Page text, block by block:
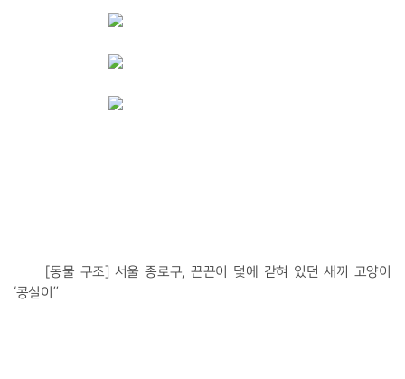
[동물 구조] 서울 종로구, 끈끈이 덫에 갇혀 있던 새끼 고양이
‘콩실이’’